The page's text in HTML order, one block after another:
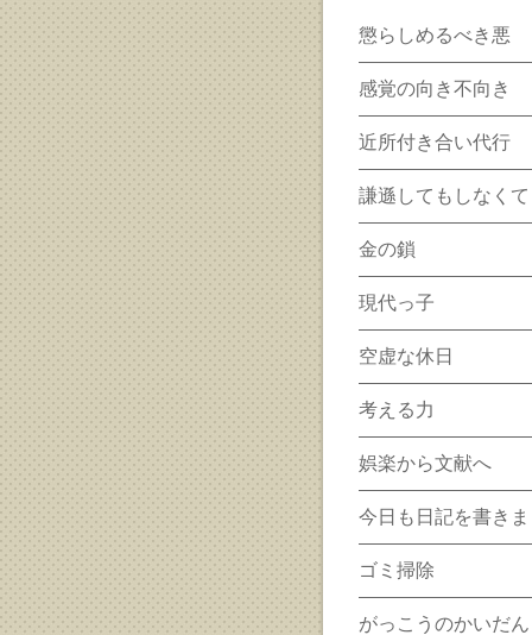
懲らしめるべき悪
感覚の向き不向き
近所付き合い代行
謙遜してもしなく
金の鎖
現代っ子
空虚な休日
考える力
娯楽から文献へ
今日も日記を書き
ゴミ掃除
がっこうのかいだん